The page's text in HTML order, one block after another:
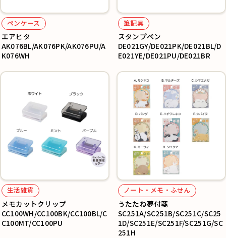
ペンケース
エアピタ
AK076BL/AK076PK/AK076PU/A
K076WH
筆記具
スタンプペン
DE021GY/DE021PK/DE021BL/D
E021YE/DE021PU/DE021BR
生活雑貨
メモカットクリップ
CC100WH/CC100BK/CC100BL/C
C100MT/CC100PU
ノート・メモ・ふせん
うたたね夢付箋
SC251A/SC251B/SC251C/SC25
1D/SC251E/SC251F/SC251G/SC
251H